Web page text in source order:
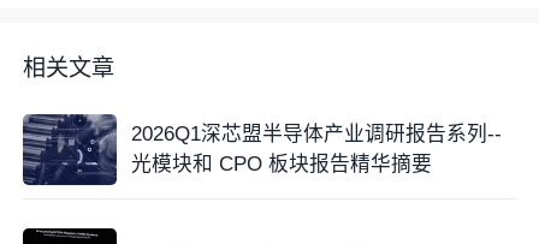
相关文章
2026Q1深芯盟半导体产业调研报告系列--
光模块和 CPO 板块报告精华摘要